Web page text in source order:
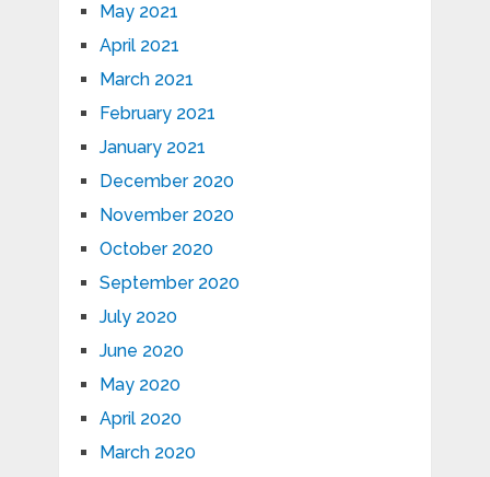
May 2021
April 2021
March 2021
February 2021
January 2021
December 2020
November 2020
October 2020
September 2020
July 2020
June 2020
May 2020
April 2020
March 2020